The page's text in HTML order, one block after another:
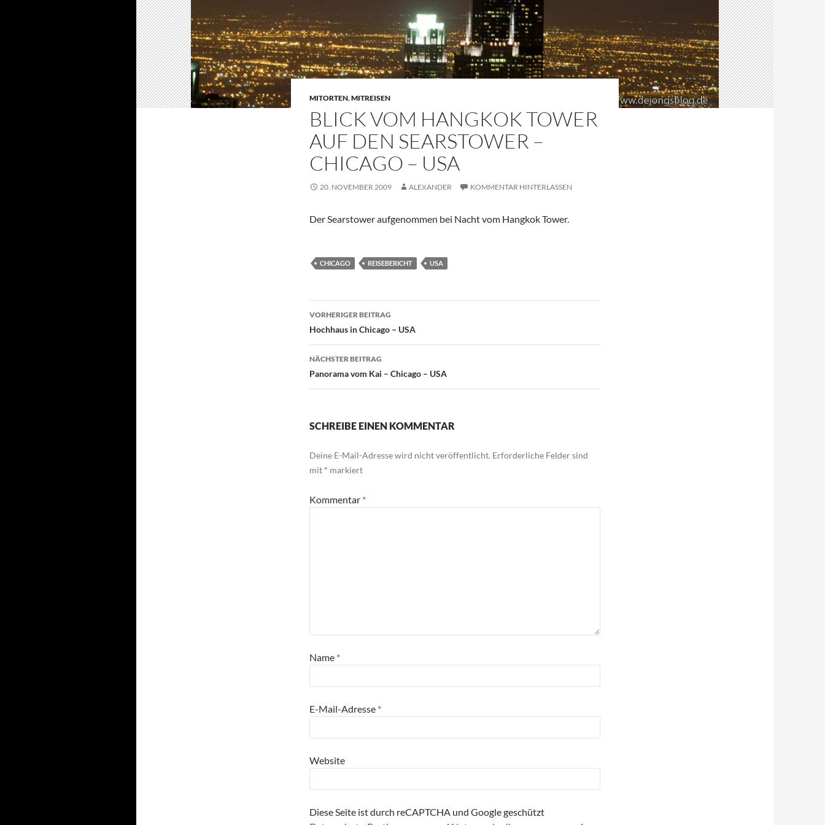
MITORTEN,MITREISEN
BLICK VOM HANGKOK TOWER
AUF DEN SEARSTOWER –
CHICAGO – USA
20. NOVEMBER 2009 ALEXANDER KOMMENTAR HINTERLASSEN
Der Searstower aufgenommen bei Nacht vom Hangkok Tower.
CHICAGO REISEBERICHT USA
Beitragsnavigation
VORHERIGER BEITRAG
Hochhaus in Chicago – USA
NÄCHSTER BEITRAG
Panorama vom Kai – Chicago – USA
SCHREIBE EINEN KOMMENTAR
Deine E-Mail-Adresse wird nicht veröffentlicht. Erforderliche Felder sind
mit * markiert
Kommentar *
Name *
E-Mail-Adresse *
Website
Diese Seite ist durch reCAPTCHA und Google geschützt